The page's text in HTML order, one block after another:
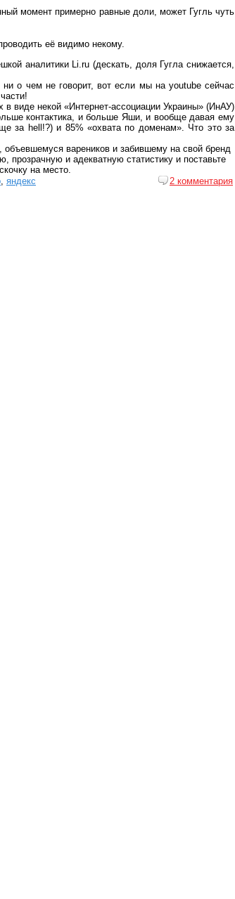
момент примерно равные доли, может Гугль чуть
её видимо некому.
аналитики Li.ru (дескать, доля Гугла снижается,
о чем не говорит, вот если мы на youtube сейчас
виде некой «Интернет-ассоциации Украины» (ИнАУ)
контактика, и больше Яши, и вообще давая ему
за hell!?) и 85% «охвата по доменам». Что это за
объевшемуся вареников и забившему на свой бренд
и адекватную статистику и поставьте
на место.
, яндекс 2 комментария